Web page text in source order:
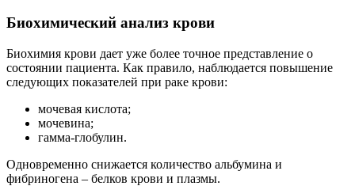
Биохимический анализ крови
Биохимия крови дает уже более точное представление о
состоянии пациента. Как правило, наблюдается повышение
следующих показателей при раке крови:
мочевая кислота;
мочевина;
гамма-глобулин.
Одновременно снижается количество альбумина и
фибриногена – белков крови и плазмы.